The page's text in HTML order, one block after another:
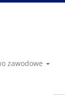
zawodowe